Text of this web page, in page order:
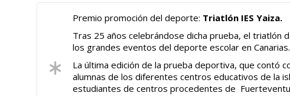
Premio promoción del deporte: Triatlón IES Yaiza.
Tras 25 años celebrándose dicha prueba, el triatlón
los grandes eventos del deporte escolar en Canarias.
La última edición de la prueba deportiva, que contó
alumnas de los diferentes centros educativos de la
estudiantes de centros procedentes de